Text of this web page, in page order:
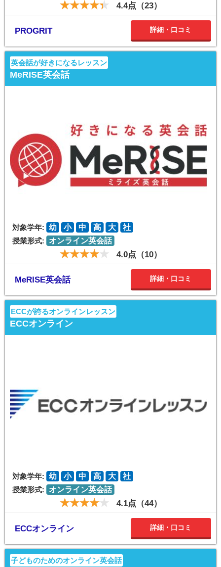
4.4点（23）
PROGRIT 詳細・口コミ
英会話が好きになるレッスン
MeRISE英会話
対象学年: 幼 小 中 高 大
社
授業形式:
オンライン英会話
4.0点（10）
MeRISE英会話 詳細・口コミ
ECCが誇るオンラインレッスン
ECCオンライン
対象学年: 幼 小 中 高 大
社
授業形式:
オンライン英会話
4.1点（44）
ECCオンライン 詳細・口コミ
子どものためのオンライン英会話